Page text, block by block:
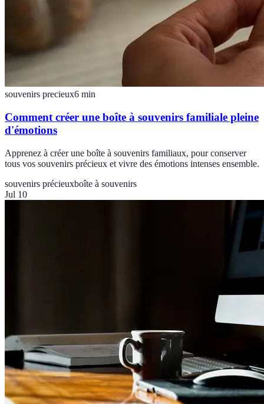
souvenirs precieux6 min
Comment créer une boîte à souvenirs familiale pleine
d'émotions
Apprenez à créer une boîte à souvenirs familiaux, pour conserver
tous vos souvenirs précieux et vivre des émotions intenses ensemble.
souvenirs précieuxboîte à souvenirs
Jul 10